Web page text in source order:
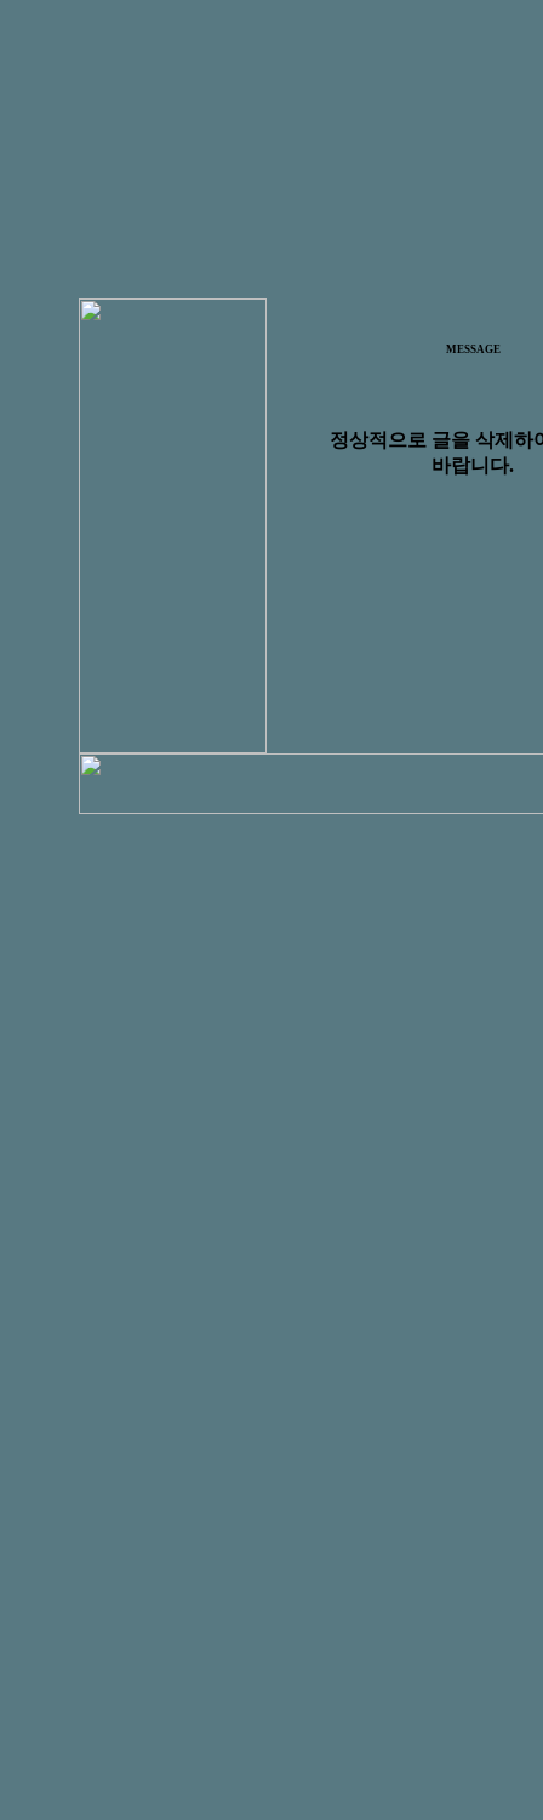
MESSAGE
정상적으로 글을 삭제하
바랍니다.